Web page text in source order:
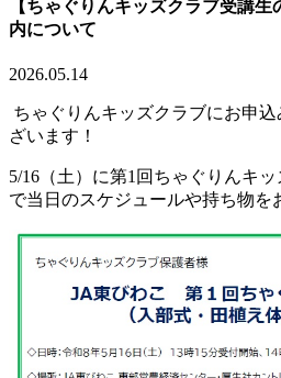
【ちゃぐりんキッズクラブ受講
内について
2026.05.14
ちゃぐりんキッズクラブにお申
ざいます！
5/16（土）に第1回ちゃぐりんキ
で当日のスケジュールや持ち物を